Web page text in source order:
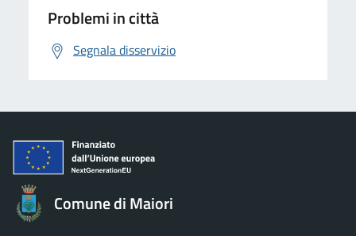
Problemi in città
Segnala disservizio
Comune di Maiori